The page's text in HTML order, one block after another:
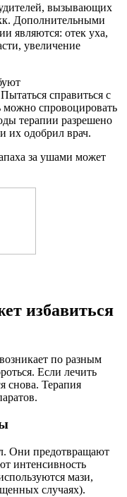
вызывающих
Дополнительными
являются: отек уха,
увеличение
справиться с
можно спровоцировать
терапии разрешено
их одобрил врач.
избавиться
по разным
Если лечить
снова. Терапия
Они предотвращают
интенсивность
мази,
случаях).